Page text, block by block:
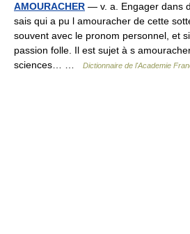
AMOURACHER — v. a. Engager dans
sais qui a pu l amouracher de cette
souvent avec le pronom personnel, et
passion folle. Il est sujet à s
sciences… …
Dictionnaire de l'Academie